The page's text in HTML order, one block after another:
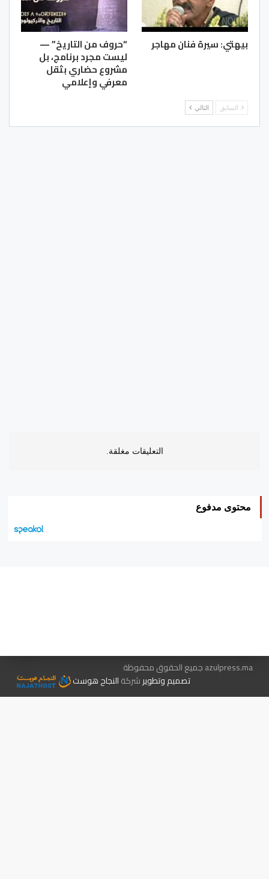
بيهتي: سيرة فنان مهاجر “حروف من التاريخ” —
ليست مجرد برنامج، بل
مشروع حضاري بثقل
معرفي وإعلامي
السابق التالي
التعليقات مغلقة.
محتوى مدفوع
azulpress.ma جميع الحقوق محفوظة
تصميم وتطويرشركةالنجاح هوست